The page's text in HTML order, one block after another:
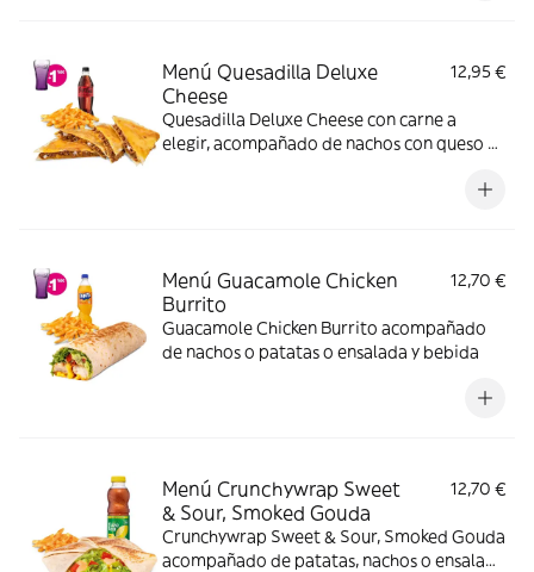
Menú Quesadilla Deluxe
Cheese
12,95 €
Quesadilla Deluxe Cheese con carne a
elegir, acompañado de nachos con queso o
muestra una Quesadilla Deluxe partida en 4
Menú Guacamole Chicken
Burrito
12,70 €
Guacamole Chicken Burrito acompañado
de nachos o patatas o ensalada y bebida
Menú Crunchywrap Sweet
& Sour, Smoked Gouda
12,70 €
Crunchywrap Sweet & Sour, Smoked Gouda
acompañado de patatas, nachos o ensalada